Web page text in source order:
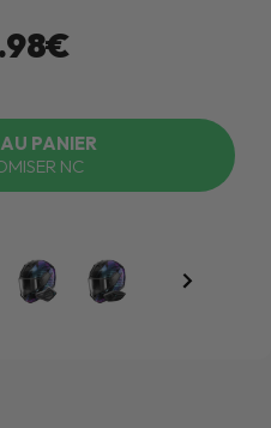
PANIER
NC